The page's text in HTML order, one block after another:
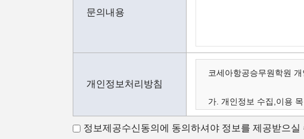
문의내용
개인정보처리방침
코세아항공승무원학원
가. 개인정보 수집,이용 목
나. 수집하는 개인정보의
다. 개인정보의 보유 및
정보제공수신동의에 동의하셔야 정보를 제공받으실